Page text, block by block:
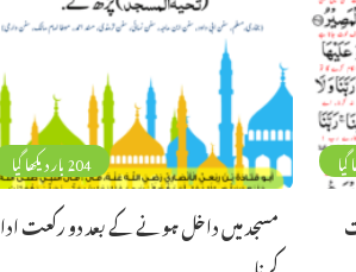
204 بار دیکھا گیا
مسجد میں داخل ہونے کے بعد دو رکعت ادا